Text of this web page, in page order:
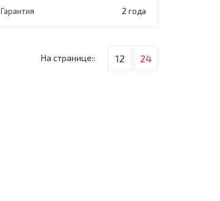
Гарантия
2 года
На странице:: 12 24